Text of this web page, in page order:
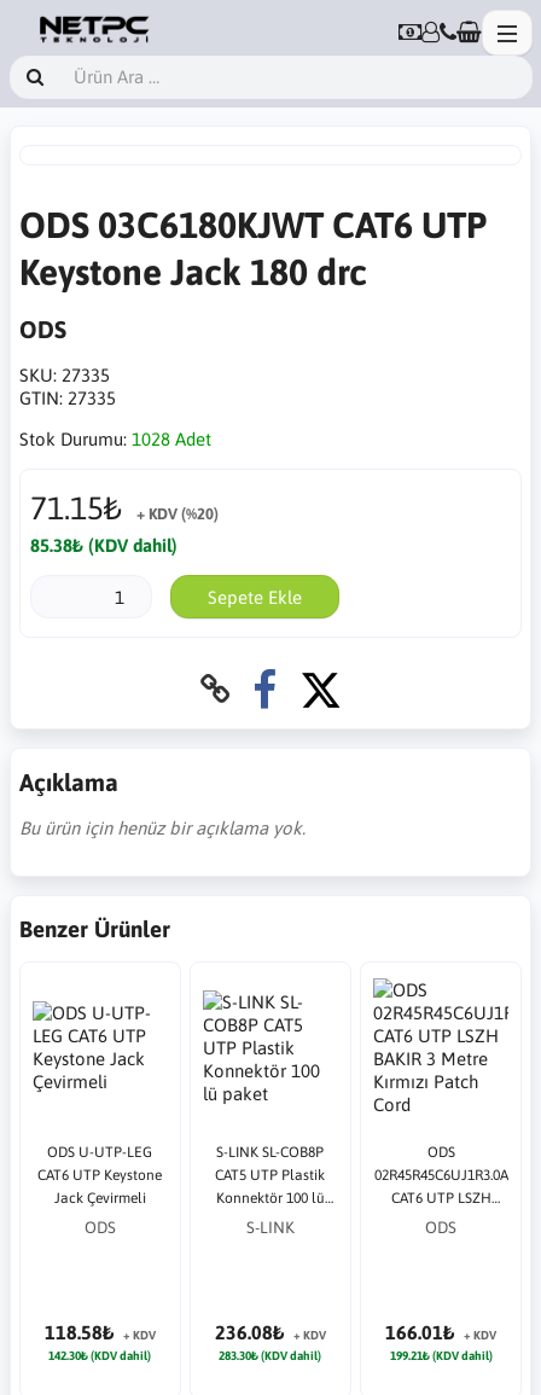
ODS 03C6180KJWT CAT6 UTP
Keystone Jack 180 drc
ODS
SKU: 27335
GTIN: 27335
Stok Durumu: 1028 Adet
71.15₺ + KDV (%20)
85.38₺ (KDV dahil)
Sepete Ekle
Açıklama
Bu ürün için henüz bir açıklama yok.
Benzer Ürünler
ODS U-UTP-LEG
CAT6 UTP Keystone
Jack Çevirmeli
ODS
118.58₺
+ KDV
142.30₺ (KDV dahil)
S-LINK SL-COB8P
CAT5 UTP Plastik
Konnektör 100 lü
paket
S-LINK
236.08₺
+ KDV
283.30₺ (KDV dahil)
ODS
02R45R45C6UJ1R3.0A
CAT6 UTP LSZH
BAKIR 3 Metre
ODS
166.01₺
+ KDV
199.21₺ (KDV dahil)